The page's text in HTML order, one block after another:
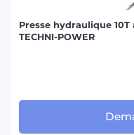
Presse hydraulique
TECHNI-POWER